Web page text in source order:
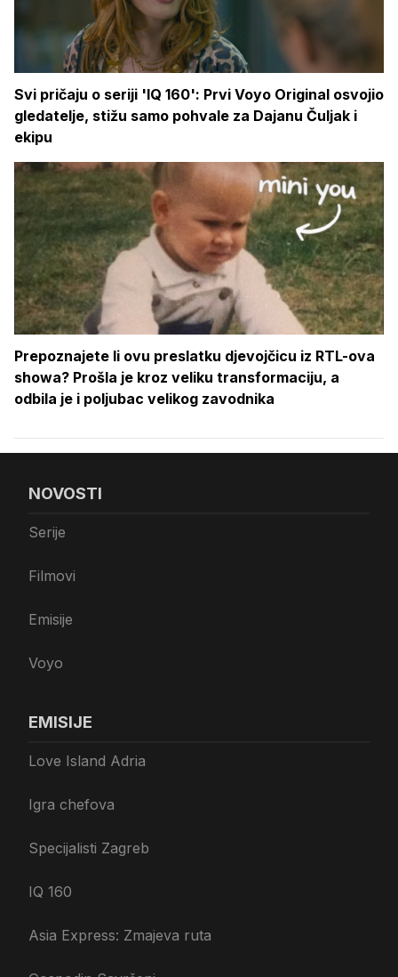
Svi pričaju o seriji 'IQ 160': Prvi Voyo Original osvojio
gledatelje, stižu samo pohvale za Dajanu Čuljak i
ekipu
Prepoznajete li ovu preslatku djevojčicu iz RTL-ova
showa? Prošla je kroz veliku transformaciju, a
odbila je i poljubac velikog zavodnika
NOVOSTI
Serije
Filmovi
Emisije
Voyo
EMISIJE
Love Island Adria
Igra chefova
Specijalisti Zagreb
IQ 160
Asia Express: Zmajeva ruta